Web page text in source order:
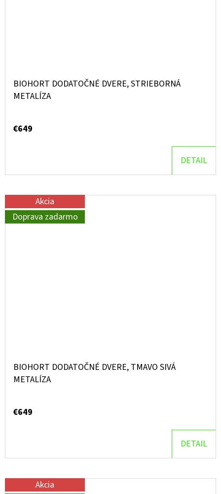
BIOHORT DODATOČNÉ DVERE, STRIEBORNÁ
METALÍZA
€649
DETAIL
Akcia
Doprava zadarmo
BIOHORT DODATOČNÉ DVERE, TMAVO SIVÁ
METALÍZA
€649
DETAIL
Akcia